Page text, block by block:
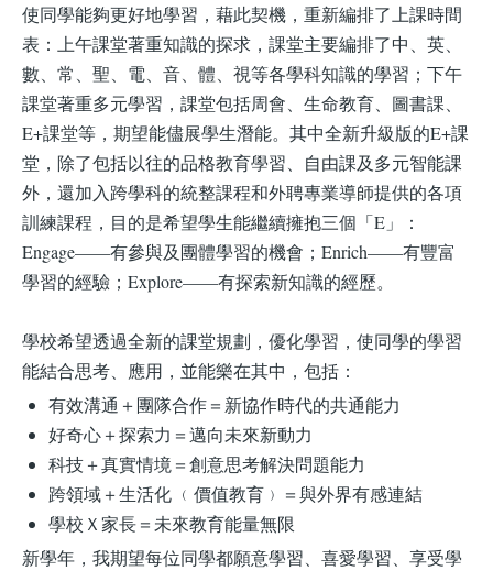
使同學能夠更好地學習，藉此契機，重新編排了上課時間
表：上午課堂著重知識的探求，課堂主要編排了中、英、
數、常、聖、電、音、體、視等各學科知識的學習；下午
課堂著重多元學習，課堂包括周會、生命教育、圖書課、
E+課堂等，期望能儘展學生潛能。其中全新升級版的E+課
堂，除了包括以往的品格教育學習、自由課及多元智能課
外，還加入跨學科的統整課程和外聘專業導師提供的各項
訓練課程，目的是希望學生能繼續擁抱三個「E」：
Engage——有參與及團體學習的機會；Enrich——有豐富
學習的經驗；Explore——有探索新知識的經歷。
學校希望透過全新的課堂規劃，優化學習，使同學的學習
能結合思考、應用，並能樂在其中，包括：
有效溝通＋團隊合作＝新協作時代的共通能力
好奇心＋探索力＝邁向未來新動力
科技＋真實情境＝創意思考解決問題能力
跨領域＋生活化 ﹙價值教育﹚＝與外界有感連結
學校Ｘ家長＝未來教育能量無限
新學年，我期望每位同學都願意學習、喜愛學習、享受學